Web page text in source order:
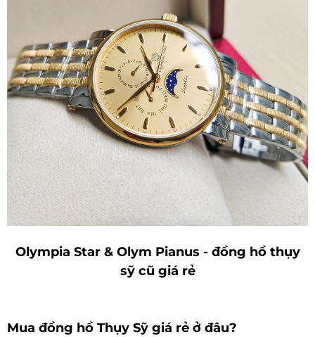
Olympia Star & Olym Pianus - đồng hồ thụy
sỹ cũ giá rẻ
Mua đồng hồ Thụy Sỹ giá rẻ ở đâu?